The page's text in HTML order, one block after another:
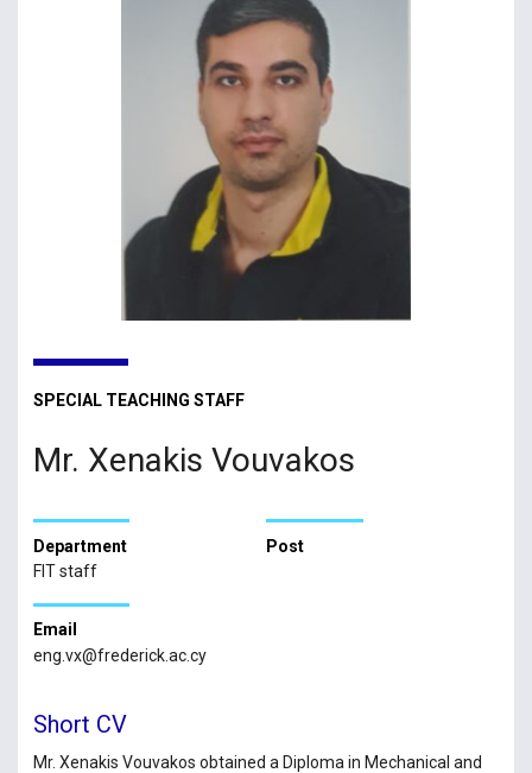
SPECIAL TEACHING STAFF
Mr. Xenakis Vouvakos
Department
FIT staff
Post
Email
eng.vx@frederick.ac.cy
Short CV
Mr. Xenakis Vouvakos obtained a Diploma in Mechanical and